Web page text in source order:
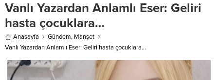
Vanlı Yazardan Anlamlı Eser: Geliri
hasta çocuklara…
Anasayfa Gündem, Manşet
Vanlı Yazardan Anlamlı Eser: Geliri hasta çocuklara…